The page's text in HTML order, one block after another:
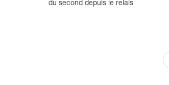
du second depuis le relais